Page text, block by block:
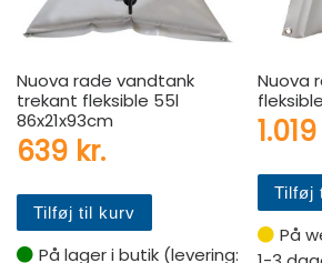
Nuova rade vandtank
trekant fleksible 55l
86x21x93cm
639 kr.
Tilføj til kurv
På lager i butik (levering:
Nuova
1.019
Tilføj
På